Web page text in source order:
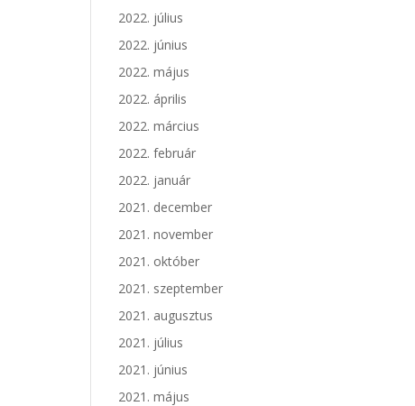
2022. július
2022. június
2022. május
2022. április
2022. március
2022. február
2022. január
2021. december
2021. november
2021. október
2021. szeptember
2021. augusztus
2021. július
2021. június
2021. május